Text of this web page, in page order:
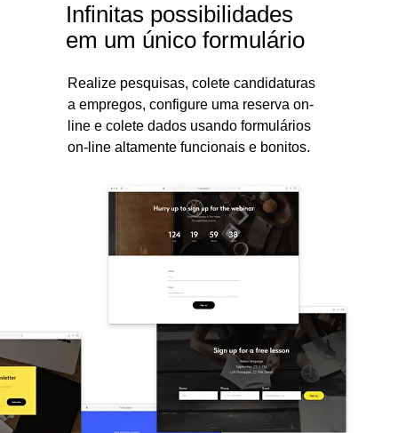
Infinitas possibilidades
em um único formulário
Realize pesquisas, colete candidaturas
a empregos, configure uma reserva on-
line e colete dados usando formulários
on-line altamente funcionais e bonitos.